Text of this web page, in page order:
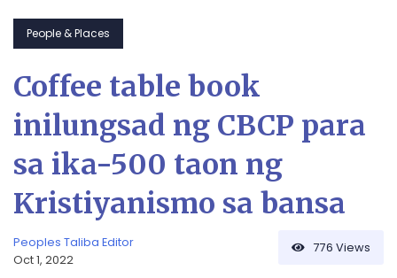
People & Places
Coffee table book
inilungsad ng CBCP para
sa ika-500 taon ng
Kristiyanismo sa bansa
Peoples Taliba Editor
Oct 1, 2022
776 Views